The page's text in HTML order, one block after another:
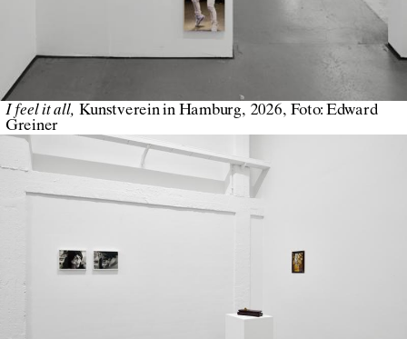
I feel it all Kunstverein in Hamburg 2026 Foto: Edward
Greiner